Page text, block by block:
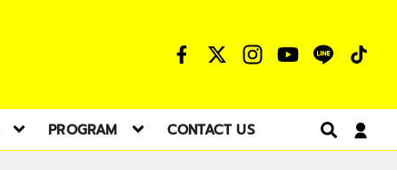
PROGRAM CONTACT US